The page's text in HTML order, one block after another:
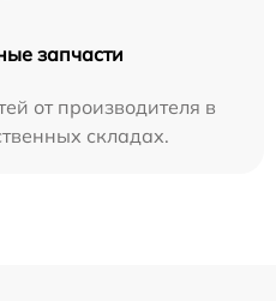
запчасти
от производителя в
складах.